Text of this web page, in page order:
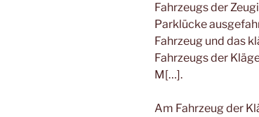
Fahrzeugs der
Parklücke
Fahrzeug und das
Fahrzeugs der
M[…].
Am Fahrzeug der